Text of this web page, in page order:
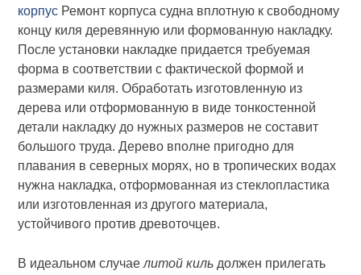
корпус Ремонт корпуса судна вплотную к свободному
концу киля деревянную или формованную накладку.
После установки накладке придается требуемая
форма в соответствии с фактической формой и
размерами киля. Обработать изготовленную из
дерева или отформованную в виде тонкостенной
детали накладку до нужных размеров не составит
большого труда. Дерево вполне пригодно для
плавания в северных морях, но в тропических водах
нужна накладка, отформованная из стеклопластика
или изготовленная из другого материала,
устойчивого против древоточцев.
В идеальном случаелитой киль должен прилегать